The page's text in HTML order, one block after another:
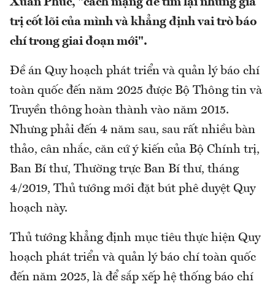
trị cốt lõi của mình và khẳng định vai trò báo
chí trong giai đoạn mới".
Đề án Quy hoạch phát triển và quản lý báo chí
toàn quốc đến năm 2025 được Bộ Thông tin và
Truyền thông hoàn thành vào năm 2015.
Nhưng phải đến 4 năm sau, sau rất nhiều bàn
thảo, cân nhắc, căn cứ ý kiến của Bộ Chính trị,
Ban Bí thư, Thường trực Ban Bí thư, tháng
4/2019, Thủ tướng mới đặt bút phê duyệt Quy
hoạch này.
Thủ tướng khẳng định mục tiêu thực hiện Quy
hoạch phát triển và quản lý báo chí toàn quốc
đến năm 2025, là để sắp xếp hệ thống báo chí